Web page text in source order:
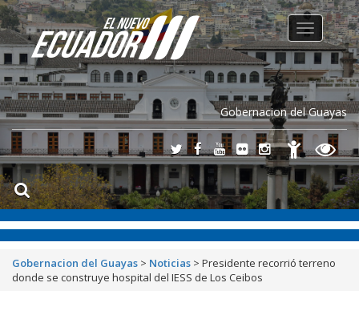
Gobernacion del Guayas
Toggle
navigation
Gobernacion del Guayas > Noticias > Presidente recorrió terreno
donde se construye hospital del IESS de Los Ceibos